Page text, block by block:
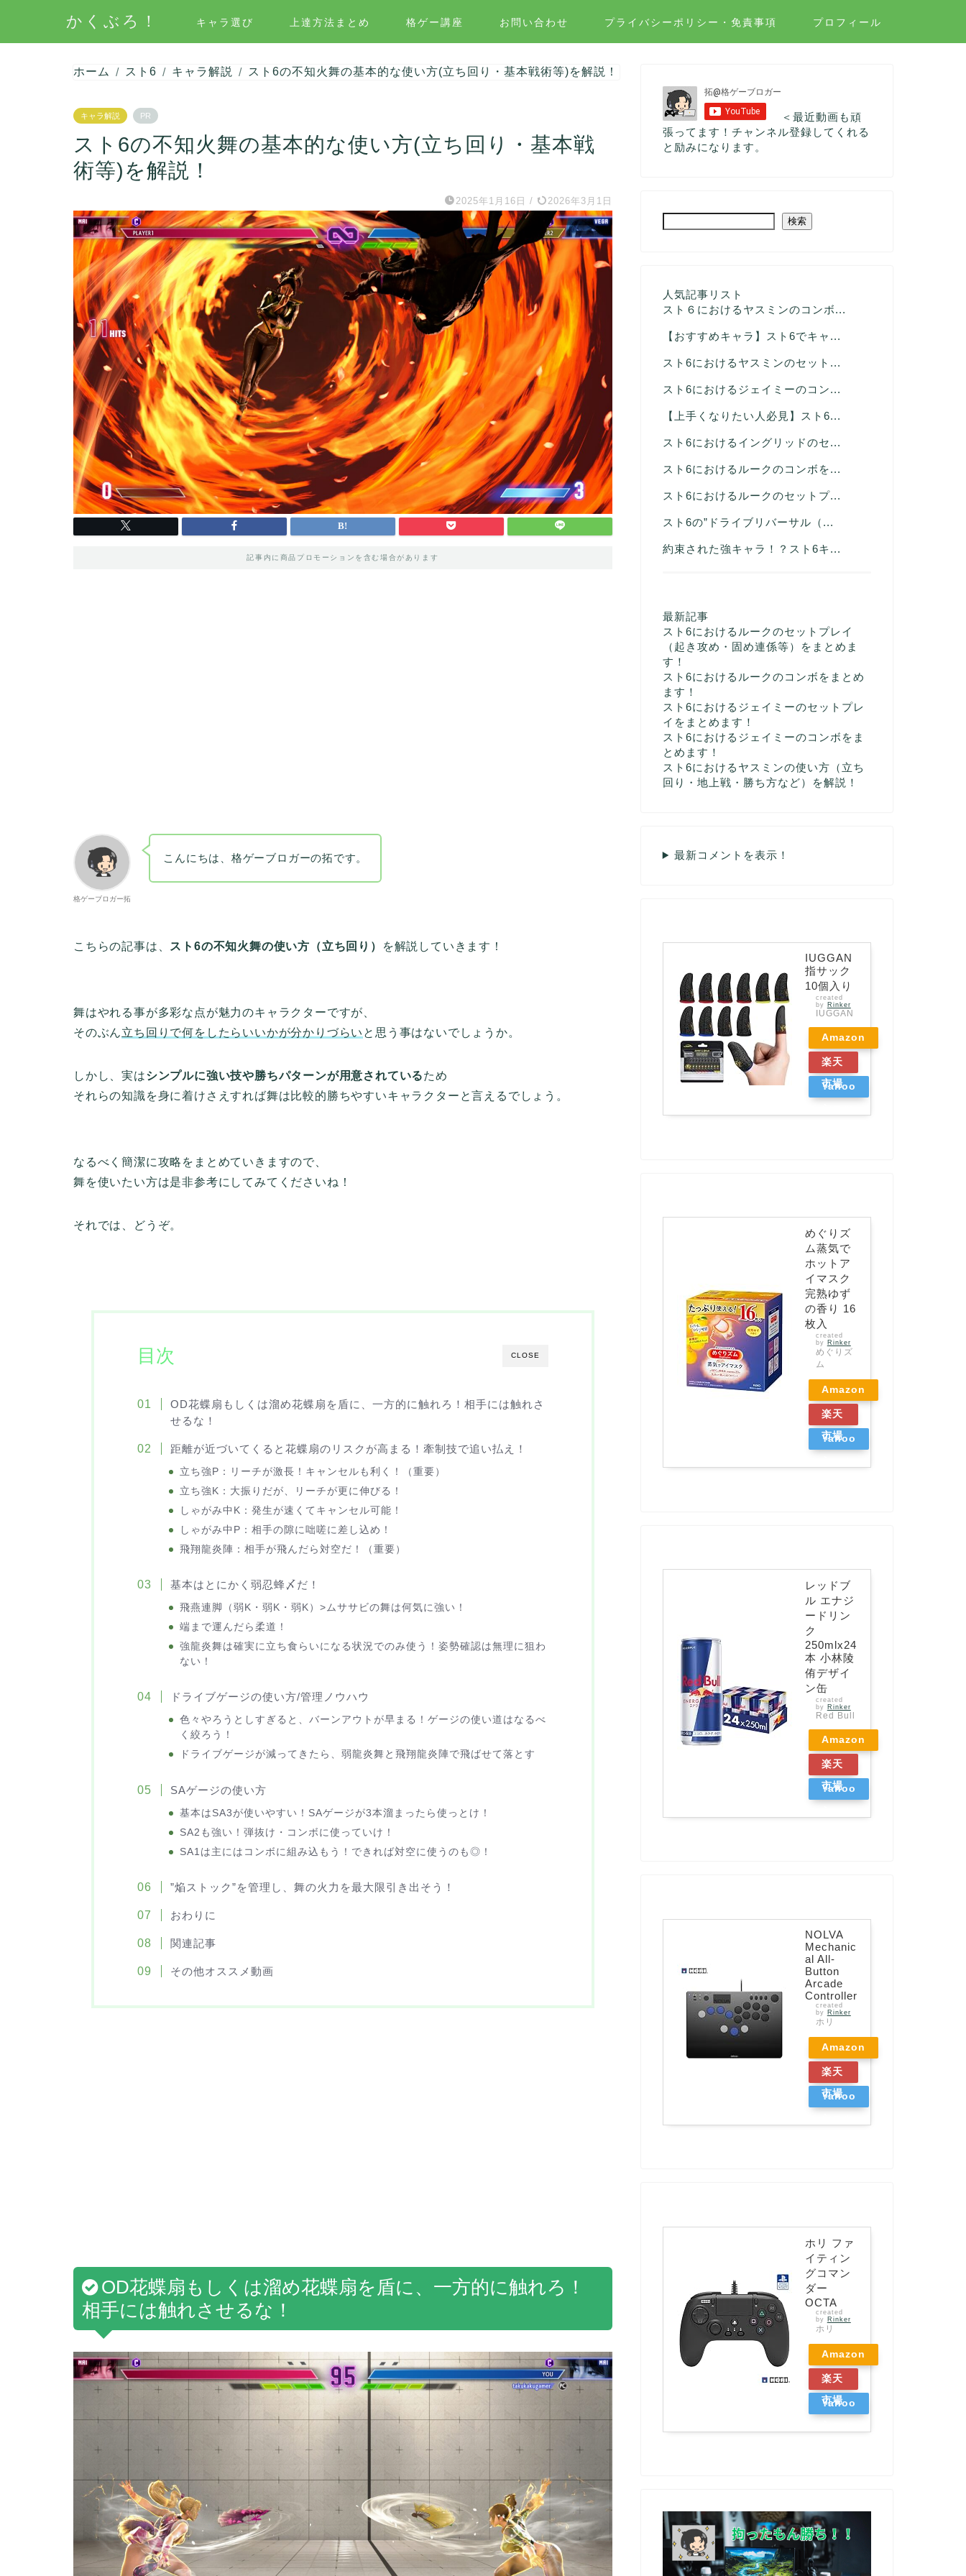
かくぶろ！ キャラ選び 上達方法まとめ 格ゲー講座 お問い合わせ プライバシーポリシー・免責事項 プロフィール
ホーム スト6 キャラ解説 スト6の不知火舞の基本的な使い方(立ち回り・基本戦術等)を解説！
キャラ解説 PR
スト6の不知火舞の基本的な使い方(立ち回り・基本戦
術等)を解説！
2025年1月16日 / 2026年3月1日
記事内に商品プロモーションを含む場合があります
格ゲーブロガー拓
こんにちは、格ゲーブロガーの拓です。
こちらの記事は、 スト6の不知火舞の使い方（立ち回り） を解説していきます！
舞はやれる事が多彩な点が魅力のキャラクターですが、
そのぶん立ち回りで何をしたらいいかが分かりづらい と思う事はないでしょうか。
しかし、実はシンプルに強い技や勝ちパターンが用意されているため
それらの知識を身に着けさえすれば舞は比較的勝ちやすいキャラクターと言えるでしょう。
なるべく簡潔に攻略をまとめていきますので、
舞を使いたい方は是非参考にしてみてくださいね！
それでは、どうぞ。
CLOSE
目次
OD花蝶扇もしくは溜め花蝶扇を盾に、一方的に触れろ！相手には触れさ
せるな！
距離が近づいてくると花蝶扇のリスクが高まる！牽制技で追い払え！
立ち強P：リーチが激長！キャンセルも利く！（重要）
立ち強K：大振りだが、リーチが更に伸びる！
しゃがみ中K：発生が速くてキャンセル可能！
しゃがみ中P：相手の隙に咄嗟に差し込め！
飛翔龍炎陣：相手が飛んだら対空だ！（重要）
基本はとにかく弱忍蜂〆だ！
飛燕連脚（弱K・弱K・弱K）>ムササビの舞は何気に強い！
端まで運んだら柔道！
強龍炎舞は確実に立ち食らいになる状況でのみ使う！姿勢確認は無理に狙わ
ない！
ドライブゲージの使い方/管理ノウハウ
色々やろうとしすぎると、バーンアウトが早まる！ゲージの使い道はなるべ
く絞ろう！
ドライブゲージが減ってきたら、弱龍炎舞と飛翔龍炎陣で飛ばせて落とす
SAゲージの使い方
基本はSA3が使いやすい！SAゲージが3本溜まったら使っとけ！
SA2も強い！弾抜け・コンボに使っていけ！
SA1は主にはコンボに組み込もう！できれば対空に使うのも◎！
”焔ストック”を管理し、舞の火力を最大限引き出そう！
おわりに
関連記事
その他オススメ動画
OD花蝶扇もしくは溜め花蝶扇を盾に、一方的に触れろ！
相手には触れさせるな！
＜最近動画も頑
張ってます！チャンネル登録してくれる
と励みになります。
検索
人気記事リスト
スト６におけるヤスミンのコンボ...
【おすすめキャラ】スト6でキャ...
スト6におけるヤスミンのセット...
スト6におけるジェイミーのコン...
【上手くなりたい人必見】スト6...
スト6におけるイングリッドのセ...
スト6におけるルークのコンボを...
スト6におけるルークのセットプ...
スト6の”ドライブリバーサル（...
約束された強キャラ！？スト6キ...
最新記事
スト6におけるルークのセットプレイ
（起き攻め・固め連係等）をまとめま
す！
スト6におけるルークのコンボをまとめ
ます！
スト6におけるジェイミーのセットプレ
イをまとめます！
スト6におけるジェイミーのコンボをま
とめます！
スト6におけるヤスミンの使い方（立ち
回り・地上戦・勝ち方など）を解説！
最新コメントを表示！
IUGGAN
指サック
10個入り
created
by Rinker
IUGGAN
Amazon
楽天
市場
Yahoo
めぐりズ
ム蒸気で
ホットア
イマスク
完熟ゆず
の香り 16
枚入
created
by Rinker
めぐりズ
ム
Amazon
楽天
市場
Yahoo
レッドブ
ル エナジ
ードリン
ク
250mlx24
本 小林陵
侑デザイ
ン缶
created
by Rinker
Red Bull
Amazon
楽天
市場
Yahoo
NOLVA
Mechanic
al All-
Button
Arcade
Controller
created
by Rinker
ホリ
Amazon
楽天
市場
Yahoo
ホリ ファ
イティン
グコマン
ダー
OCTA
created
by Rinker
ホリ
Amazon
楽天
市場
Yahoo